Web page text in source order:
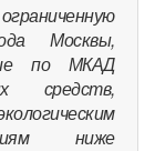
Москвы,
по МКАД
средств,
ниже